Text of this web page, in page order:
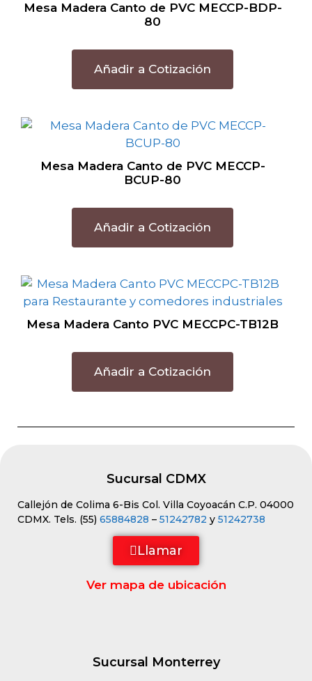
Mesa Madera Canto de PVC MECCP-BDP-
80
Añadir a Cotización
Mesa Madera Canto de PVC MECCP-
BCUP-80
Añadir a Cotización
Mesa Madera Canto PVC MECCPC-TB12B
Añadir a Cotización
Sucursal CDMX
Callejón de Colima 6-Bis Col. Villa Coyoacán C.P. 04000
CDMX. Tels. (55) 65884828 – 51242782 y 51242738
Llamar
Ver mapa de ubicación
Sucursal Monterrey